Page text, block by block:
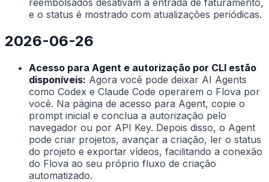
e o status é mostrado com atualizações periódicas.
2026-06-26
Acesso para Agent e autorização por CLI estão
disponíveis: Agora você pode deixar AI Agents
como Codex e Claude Code operarem o Flova por
você. Na página de acesso para Agent, copie o
prompt inicial e conclua a autorização pelo
navegador ou por API Key. Depois disso, o Agent
pode criar projetos, avançar a criação, ler o status
do projeto e exportar vídeos, facilitando a conexão
do Flova ao seu próprio fluxo de criação
automatizado.